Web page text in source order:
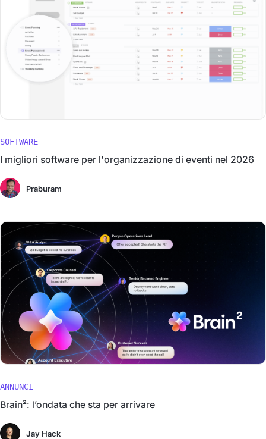
SOFTWARE
I migliori software per l'organizzazione di eventi nel 2026
Praburam
ANNUNCI
Brain²: l’ondata che sta per arrivare
Jay Hack